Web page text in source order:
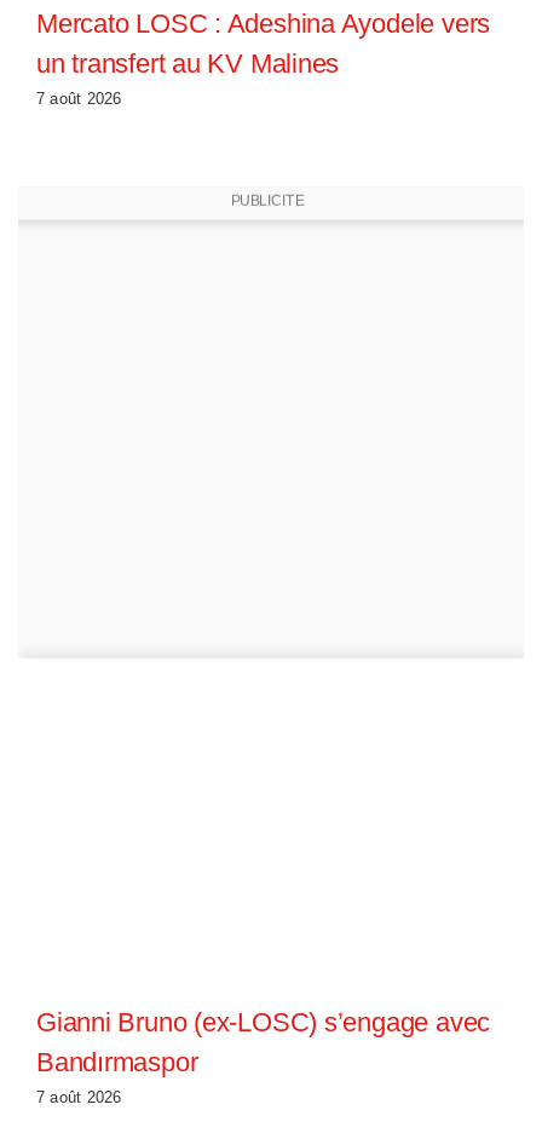
Mercato LOSC : Adeshina Ayodele vers
un transfert au KV Malines
7 août 2026
PUBLICITE
Gianni Bruno (ex-LOSC) s’engage avec
Bandırmaspor
7 août 2026